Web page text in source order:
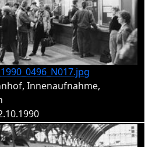
Innenaufnahme,